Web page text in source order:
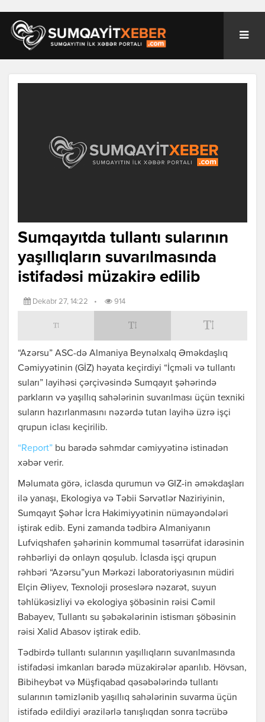
Sumqayıtda tullantı sularının
yaşıllıqların suvarılmasında
istifadəsi müzakirə edilib
Dekabr 27, 14:22 • 914
“Azərsu” ASC-də Almaniya Beynəlxalq Əməkdaşlıq
Cəmiyyətinin (GİZ) həyata keçirdiyi “İçməli və tullantı
suları” layihəsi çərçivəsində Sumqayıt şəhərində
parkların və yaşıllıq sahələrinin suvarılması üçün texniki
suların hazırlanmasını nəzərdə tutan layihə üzrə işçi
qrupun iclası keçirilib.
“Report” bu barədə səhmdar cəmiyyətinə istinadən
xəbər verir.
Məlumata görə, iclasda qurumun və GIZ-in əməkdaşları
ilə yanaşı, Ekologiya və Təbii Sərvətlər Naziriyinin,
Sumqayıt Şəhər İcra Hakimiyyətinin nümayəndələri
iştirak edib. Eyni zamanda tədbirə Almaniyanın
Lufviqshafen şəhərinin kommumal təsərrüfat idarəsinin
rəhbərliyi də onlayn qoşulub. İclasda işçi qrupun
rəhbəri “Azərsu”yun Mərkəzi laboratoriyasının müdiri
Elçin Əliyev, Texnoloji proseslərə nəzarət, suyun
təhlükəsizliyi və ekologiya şöbəsinin rəisi Cəmil
Babayev, Tullantı su şəbəkələrinin istismarı şöbəsinin
rəisi Xalid Abasov iştirak edib.
Tədbirdə tullantı sularının yaşıllıqların suvarılmasında
istifadəsi imkanları barədə müzakirələr aparılıb. Hövsan,
Bibiheybət və Müşfiqabad qəsəbələrində tullantı
sularının təmizlənib yaşıllıq sahələrinin suvarma üçün
istifadə edildiyi ərazilərlə tanışlıqdan sonra təcrübə